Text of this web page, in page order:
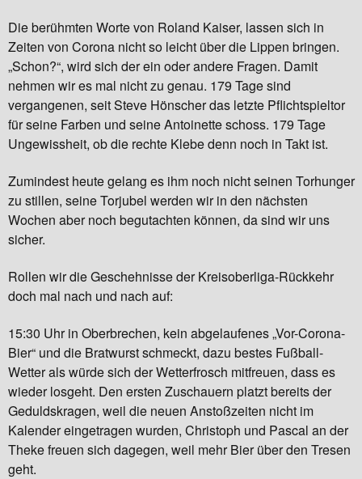
Die berühmten Worte von Roland Kaiser, lassen sich in
Zeiten von Corona nicht so leicht über die Lippen bringen.
„Schon?“, wird sich der ein oder andere Fragen. Damit
nehmen wir es mal nicht zu genau. 179 Tage sind
vergangenen, seit Steve Hönscher das letzte Pflichtspieltor
für seine Farben und seine Antoinette schoss. 179 Tage
Ungewissheit, ob die rechte Klebe denn noch in Takt ist.
Zumindest heute gelang es ihm noch nicht seinen Torhunger
zu stillen, seine Torjubel werden wir in den nächsten
Wochen aber noch begutachten können, da sind wir uns
sicher.
Rollen wir die Geschehnisse der Kreisoberliga-Rückkehr
doch mal nach und nach auf:
15:30 Uhr in Oberbrechen, kein abgelaufenes „Vor-Corona-
Bier“ und die Bratwurst schmeckt, dazu bestes Fußball-
Wetter als würde sich der Wetterfrosch mitfreuen, dass es
wieder losgeht. Den ersten Zuschauern platzt bereits der
Geduldskragen, weil die neuen Anstoßzeiten nicht im
Kalender eingetragen wurden, Christoph und Pascal an der
Theke freuen sich dagegen, weil mehr Bier über den Tresen
geht.